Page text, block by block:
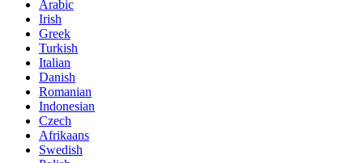
Arabic
Irish
Greek
Turkish
Italian
Danish
Romanian
Indonesian
Czech
Afrikaans
Swedish